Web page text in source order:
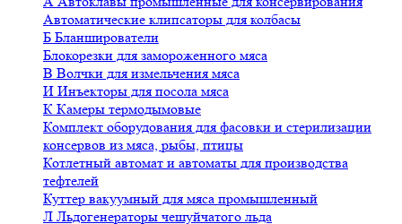
Автоматические клипсаторы для колбасы
Б Бланширователи
Блокорезки для замороженного мяса
В Волчки для измельчения мяса
И Инъекторы для посола мяса
К Камеры термодымовые
Комплект оборудования для фасовки и стерилизации
консервов из мяса, рыбы, птицы
Котлетный автомат и автоматы для производства
тефтелей
Куттер вакуумный для мяса промышленный
Л Льдогенераторы чешуйчатого льда